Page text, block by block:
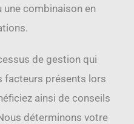
une combinaison en
de gestion qui
facteurs présents lors
ainsi de conseils
déterminons votre